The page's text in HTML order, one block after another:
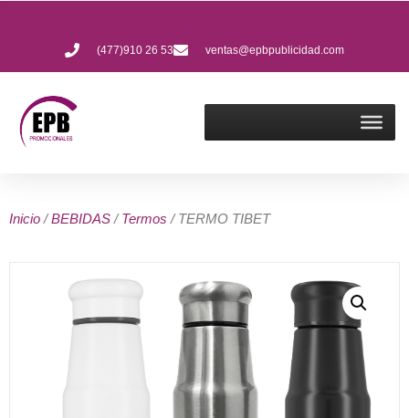
(477)910 26 53 ventas@epbpublicidad.com
Inicio /BEBIDAS /Termos / TERMO TIBET